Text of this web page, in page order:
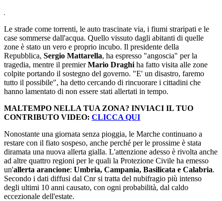
Le strade come torrenti, le auto trascinate via, i fiumi straripati e le
case sommerse dall'acqua. Quello vissuto dagli abitanti di quelle
zone è stato un vero e proprio incubo. Il presidente della
Repubblica, Sergio Mattarella, ha espresso "angoscia" per la
tragedia, mentre il premierMario Draghi ha fatto visita alle zone
colpite portando il sostegno del governo. "E' un disastro, faremo
tutto il possibile", ha detto cercando di rincuorare i cittadini che
hanno lamentato di non essere stati allertati in tempo.
MALTEMPO NELLA TUA ZONA? INVIACI IL TUO
CONTRIBUTO VIDEO: CLICCA QUI
Nonostante una giornata senza pioggia, le Marche continuano a
restare con il fiato sospeso, anche perché per le prossime è stata
diramata una nuova allerta gialla. L'attenzione adesso è rivolta anche
ad altre quattro regioni per le quali la Protezione Civile ha emesso
un'allerta arancione: Umbria, Campania, Basilicata e Calabria.
Secondo i dati diffusi dal Cnr si tratta del nubifragio più intenso
degli ultimi 10 anni causato, con ogni probabilità, dal caldo
eccezionale dell'estate.